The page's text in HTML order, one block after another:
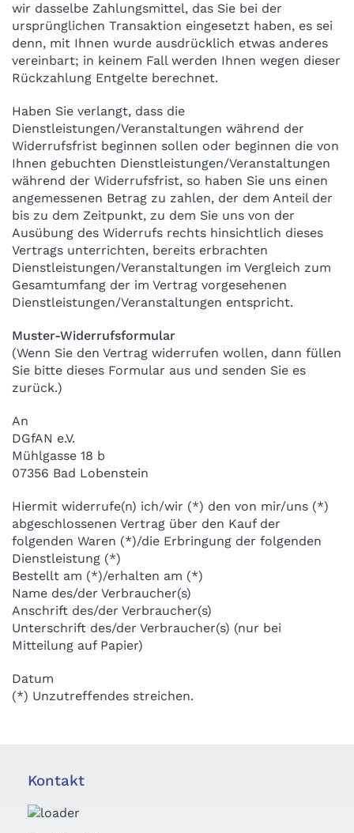
wir dasselbe Zahlungsmittel, das Sie bei der
ursprünglichen Transaktion eingesetzt haben, es sei
denn, mit Ihnen wurde ausdrücklich etwas anderes
vereinbart; in keinem Fall werden Ihnen wegen dieser
Rückzahlung Entgelte berechnet.
Haben Sie verlangt, dass die
Dienstleistungen/Veranstaltungen während der
Widerrufsfrist beginnen sollen oder beginnen die von
Ihnen gebuchten Dienstleistungen/Veranstaltungen
während der Widerrufsfrist, so haben Sie uns einen
angemessenen Betrag zu zahlen, der dem Anteil der
bis zu dem Zeitpunkt, zu dem Sie uns von der
Ausübung des Widerrufs rechts hinsichtlich dieses
Vertrags unterrichten, bereits erbrachten
Dienstleistungen/Veranstaltungen im Vergleich zum
Gesamtumfang der im Vertrag vorgesehenen
Dienstleistungen/Veranstaltungen entspricht.
Muster-Widerrufsformular
(Wenn Sie den Vertrag widerrufen wollen, dann füllen
Sie bitte dieses Formular aus und senden Sie es
zurück.)
An
DGfAN e.V.
Mühlgasse 18 b
07356 Bad Lobenstein
Hiermit widerrufe(n) ich/wir (*) den von mir/uns (*)
abgeschlossenen Vertrag über den Kauf der
folgenden Waren (*)/die Erbringung der folgenden
Dienstleistung (*)
Bestellt am (*)/erhalten am (*)
Name des/der Verbraucher(s)
Anschrift des/der Verbraucher(s)
Unterschrift des/der Verbraucher(s) (nur bei
Mitteilung auf Papier)
Datum
(*) Unzutreffendes streichen.
Kontakt